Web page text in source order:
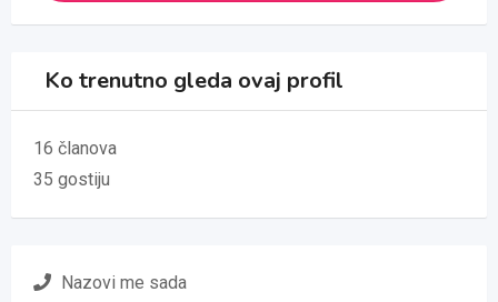
Ko trenutno gleda ovaj profil
16 članova
35 gostiju
Nazovi me sada